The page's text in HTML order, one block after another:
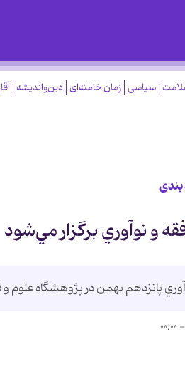
سیاسی زمان خامنه‌ای دین‌واندیشه
و نوآوري برگزار مي‌شود
پانزدهم بهمن‌ در پژوهشگاه علوم